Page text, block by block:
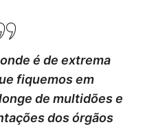
é de extrema
fiquemos em
de multidões e
dos órgãos